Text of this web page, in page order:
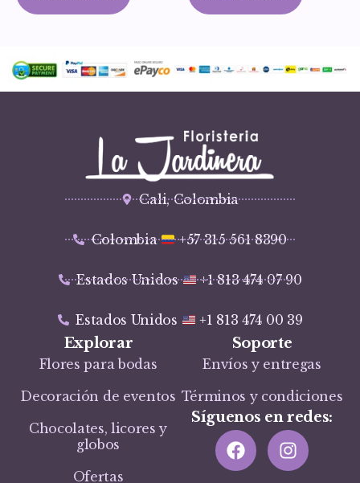
Cali, Colombia
Colombia +57 315 561 8390
Estados Unidos +1 813 474 07 90
Estados Unidos +1 813 474 00 39
Explorar
Flores para bodas
Decoración de eventos
Chocolates, licores y
globos
Ofertas
Soporte
Envíos y entregas
Términos y condiciones
Síguenos en redes: